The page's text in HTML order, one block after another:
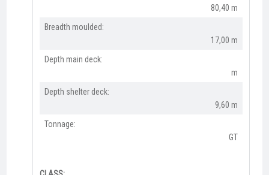
80,40 m
Breadth moulded:
17,00 m
Depth main deck:
m
Depth shelter deck:
9,60 m
Tonnage:
GT